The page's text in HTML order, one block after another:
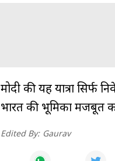
मोदी की यह यात्रा
भारत की भूमिका मजबूत
Edited By: Gaurav